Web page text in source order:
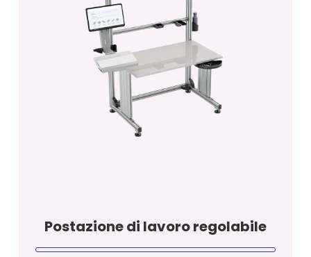
Postazione di lavoro regolabile